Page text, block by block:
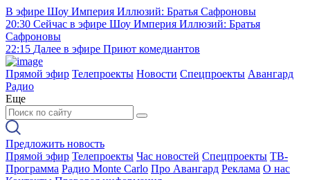
В эфире Шоу Империя Иллюзий: Братья Сафроновы
20:30 Сейчас в эфире Шоу Империя Иллюзий: Братья
Сафроновы
22:15 Далее в эфире Приют комедиантов
Прямой эфир Телепроекты Новости Спецпроекты Авангард
Радио
Еще
Предложить новость
Прямой эфир Телепроекты Час новостей Спецпроекты ТВ-
Программа Радио Monte Carlo Про Авангард Реклама О нас